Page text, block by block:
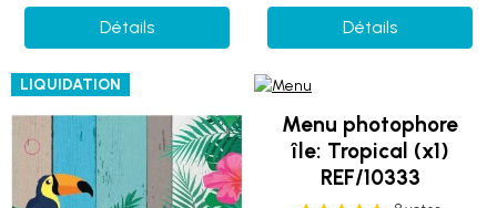
Détails Détails
LIQUIDATION
Menu photophore
île: Tropical (x1)
REF/10333